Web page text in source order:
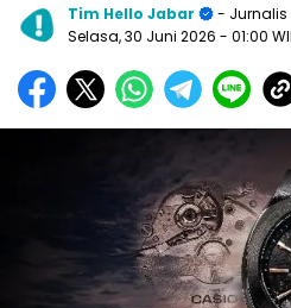
Tim Hello Jabar
- Jurnalis
Selasa, 30 Juni 2026 - 01:00